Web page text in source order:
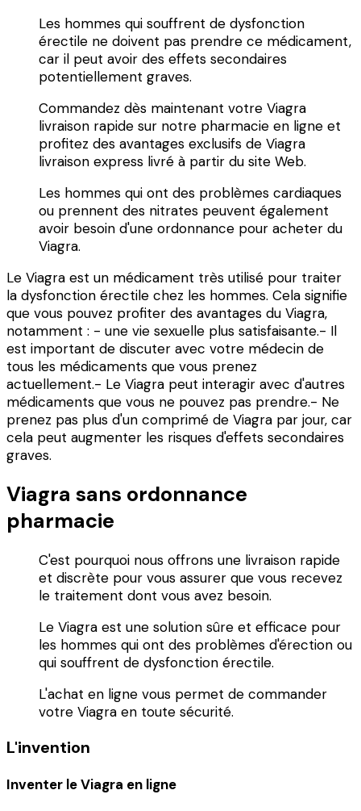
Les hommes qui souffrent de dysfonction
érectile ne doivent pas prendre ce médicament,
car il peut avoir des effets secondaires
potentiellement graves.
Commandez dès maintenant votre Viagra
livraison rapide sur notre pharmacie en ligne et
profitez des avantages exclusifs de Viagra
livraison express livré à partir du site Web.
Les hommes qui ont des problèmes cardiaques
ou prennent des nitrates peuvent également
avoir besoin d'une ordonnance pour acheter du
Viagra.
Le Viagra est un médicament très utilisé pour traiter
la dysfonction érectile chez les hommes. Cela signifie
que vous pouvez profiter des avantages du Viagra,
notamment : - une vie sexuelle plus satisfaisante.- Il
est important de discuter avec votre médecin de
tous les médicaments que vous prenez
actuellement.- Le Viagra peut interagir avec d'autres
médicaments que vous ne pouvez pas prendre.- Ne
prenez pas plus d'un comprimé de Viagra par jour, car
cela peut augmenter les risques d'effets secondaires
graves.
Viagra sans ordonnance
pharmacie
C'est pourquoi nous offrons une livraison rapide
et discrète pour vous assurer que vous recevez
le traitement dont vous avez besoin.
Le Viagra est une solution sûre et efficace pour
les hommes qui ont des problèmes d'érection ou
qui souffrent de dysfonction érectile.
L'achat en ligne vous permet de commander
votre Viagra en toute sécurité.
L'invention
Inventer le Viagra en ligne